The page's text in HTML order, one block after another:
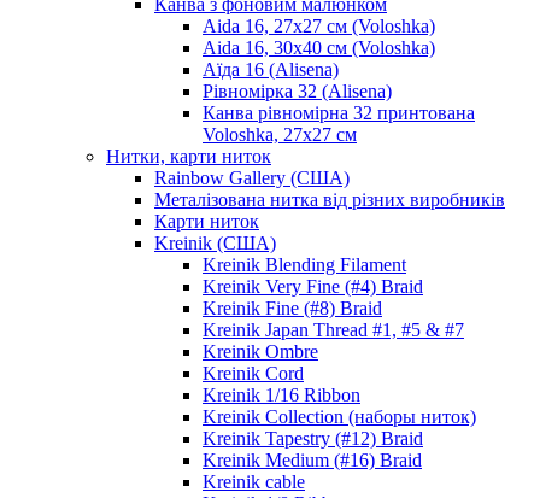
Aida 16, 27х27 см (Voloshka)
Aida 16, 30х40 см (Voloshka)
Аїда 16 (Alisena)
Рівномірка 32 (Alisena)
Канва рівномірна 32 принтована
Voloshka, 27х27 см
Нитки, карти ниток
Rainbow Gallery (США)
Металізована нитка від різних виробників
Карти ниток
Kreinik (США)
Kreinik Blending Filament
Kreinik Very Fine (#4) Braid
Kreinik Fine (#8) Braid
Kreinik Japan Thread #1, #5 & #7
Kreinik Ombre
Kreinik Cord
Kreinik 1/16 Ribbon
Kreinik Collection (наборы ниток)
Kreinik Tapestry (#12) Braid
Kreinik Medium (#16) Braid
Kreinik cable